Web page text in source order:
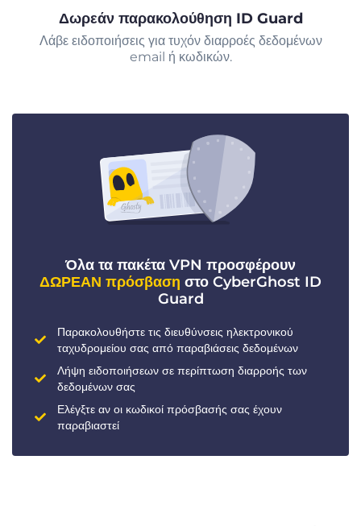
Δωρεάν παρακολούθηση ID Guard
Λάβε ειδοποιήσεις για τυχόν διαρροές δεδομένων
email ή κωδικών.
Όλα τα πακέτα VPN προσφέρουν
ΔΩΡΕΑΝ πρόσβαση στο CyberGhost ID
Guard
Παρακολουθήστε τις διευθύνσεις ηλεκτρονικού
ταχυδρομείου σας από παραβιάσεις δεδομένων
Λήψη ειδοποιήσεων σε περίπτωση διαρροής των
δεδομένων σας
Ελέγξτε αν οι κωδικοί πρόσβασής σας έχουν
παραβιαστεί